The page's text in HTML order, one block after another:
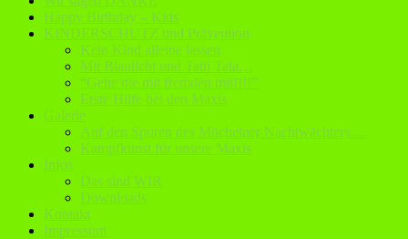
Happy Birthday – Kids
KINDERSCHUTZ und Prävention
Kein Kind alleine lassen
Mit Blaulicht und Tatü Tata…
“Gehe nie mit fremden mit!!!!”
Erste Hilfe bei den Maxis
Galerie
Auf den Spuren des Müchelner Nachtwächters …
Kampfkunst für unsere Maxis
Infos
Das sind WIR
Downloads
Kontakt
Impressum